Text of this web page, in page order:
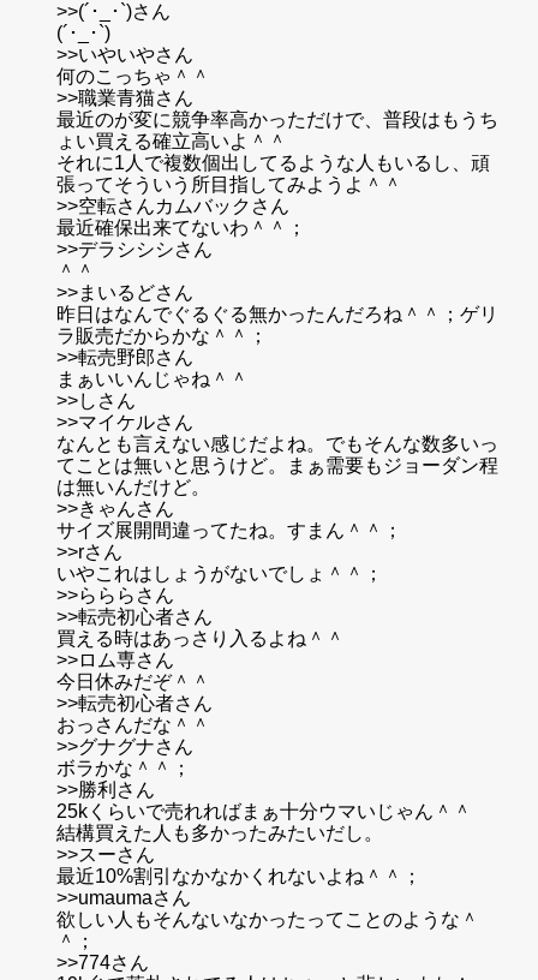
>>(´･_･`)さん
(´･_･`)
>>いやいやさん
何のこっちゃ＾＾
>>職業青猫さん
最近のが変に競争率高かっただけで、普段はもうち
ょい買える確立高いよ＾＾
それに1人で複数個出してるような人もいるし、頑
張ってそういう所目指してみようよ＾＾
>>空転さんカムバックさん
最近確保出来てないわ＾＾；
>>デラシシシさん
＾＾
>>まいるどさん
昨日はなんでぐるぐる無かったんだろね＾＾；ゲリ
ラ販売だからかな＾＾；
>>転売野郎さん
まぁいいんじゃね＾＾
>>しさん
>>マイケルさん
なんとも言えない感じだよね。でもそんな数多いっ
てことは無いと思うけど。まぁ需要もジョーダン程
は無いんだけど。
>>きゃんさん
サイズ展開間違ってたね。すまん＾＾；
>>rさん
いやこれはしょうがないでしょ＾＾；
>>らららさん
>>転売初心者さん
買える時はあっさり入るよね＾＾
>>ロム専さん
今日休みだぞ＾＾
>>転売初心者さん
おっさんだな＾＾
>>グナグナさん
ボラかな＾＾；
>>勝利さん
25kくらいで売れればまぁ十分ウマいじゃん＾＾
結構買えた人も多かったみたいだし。
>>スーさん
最近10%割引なかなかくれないよね＾＾；
>>umaumaさん
欲しい人もそんないなかったってことのような＾
＾；
>>774さん